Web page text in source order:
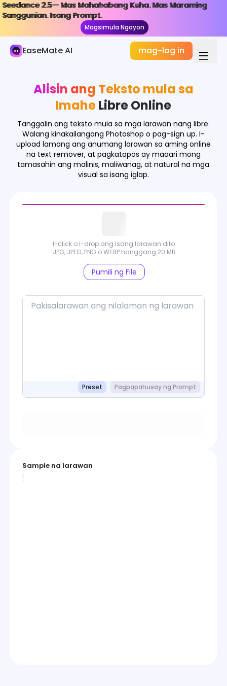
Seedance 2.5— Mas Mahahabang Kuha. Mas Maraming
Sanggunian. Isang Prompt.
Magsimula Ngayon
Seedance 2.5— Mas Mahahabang Kuha. Mas Maraming
Sanggunian. Isang Prompt.
Magsimula Ngayon
EaseMate AI mag-log in
AI Larawan
Generator ng Imahe
Epekto ng Imahe
Mga Kasangkapan sa Imahe
Mga Modelo ng Imahe
Alisin ang Teksto mula sa
ImaheLibre Online
Tanggalin ang teksto mula sa mga larawan nang libre.
Walang kinakailangang Photoshop o pag-sign up. I-
upload lamang ang anumang larawan sa aming online
na text remover, at pagkatapos ay maaari mong
tamasahin ang malinis, maliwanag, at natural na mga
visual sa isang iglap.
I-click o i-drop ang isang larawan dito
JPG, JPEG, PNG o WEBP hanggang 20 MB
Pumili ng File
Preset Pagpapahusay ng Prompt
Sample na larawan